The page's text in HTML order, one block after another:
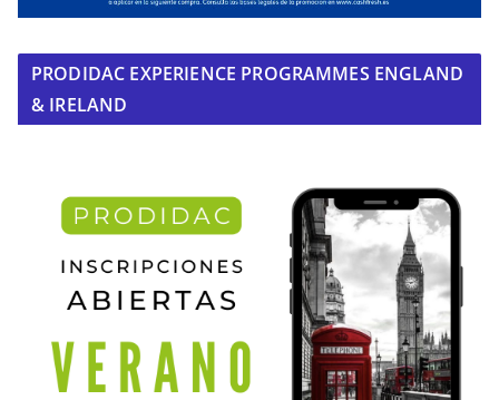
PRODIDAC EXPERIENCE PROGRAMMES ENGLAND
& IRELAND